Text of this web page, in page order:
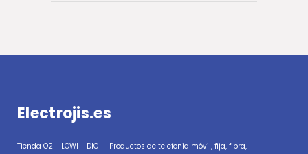
Electrojis.es
Tienda O2 - LOWI - DIGI - Productos de telefonía móvil, fija, fibra,